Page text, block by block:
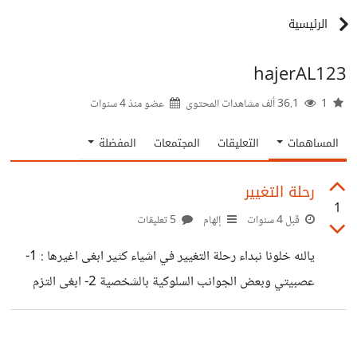
الرئيسية
hajerAL123
عضو منذ4 سنوات
المساهمات التعليقات المجتمعات المفضلة
1
رحلة التغيير
قبل 4 سنوات إلهام
يالله خلونا نبداء رحلة التغيير في اشياء كثير ابغى اغيرها : 1-
عصبيتي وبعض الجوانب السلوكية بالشخصية 2- ابغى التزم
بحياة صحية 3- ابي اتخلص من احلام اليقظة والتسويف واكون